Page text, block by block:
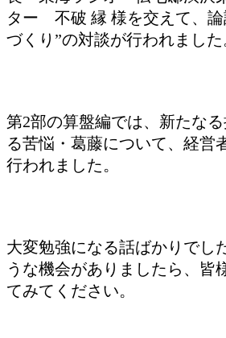
ター 不破 縁 様を交えて、論
づくり”の対談が行われました
第2部の算盤編では、新たな
る苦悩・葛藤について、経営
行われました。
大変勉強になる話ばかりでし
うな機会がありましたら、皆
てみてください。